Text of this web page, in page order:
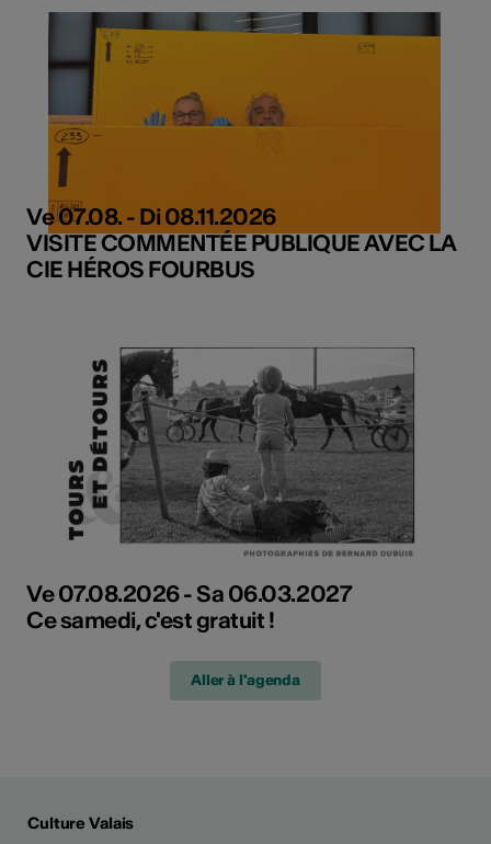
Ve 07.08. - Di 08.11.2026
VISITE COMMENTÉE PUBLIQUE AVEC LA
CIE HÉROS FOURBUS
Ve 07.08.2026 - Sa 06.03.2027
Ce samedi, c'est gratuit !
Aller à l'agenda
Culture Valais